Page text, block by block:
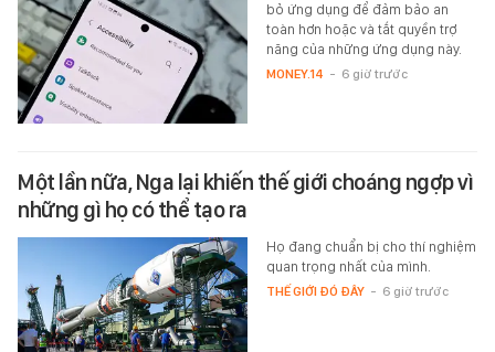
bỏ ứng dụng để đảm bảo an
toàn hơn hoặc và tắt quyền trợ
năng của những ứng dụng này.
MONEY.14 - 6 giờ trước
Một lần nữa, Nga lại khiến thế giới choáng ngợp vì
những gì họ có thể tạo ra
Họ đang chuẩn bị cho thí nghiệm
quan trọng nhất của mình.
THẾ GIỚI ĐÓ ĐÂY - 6 giờ trước